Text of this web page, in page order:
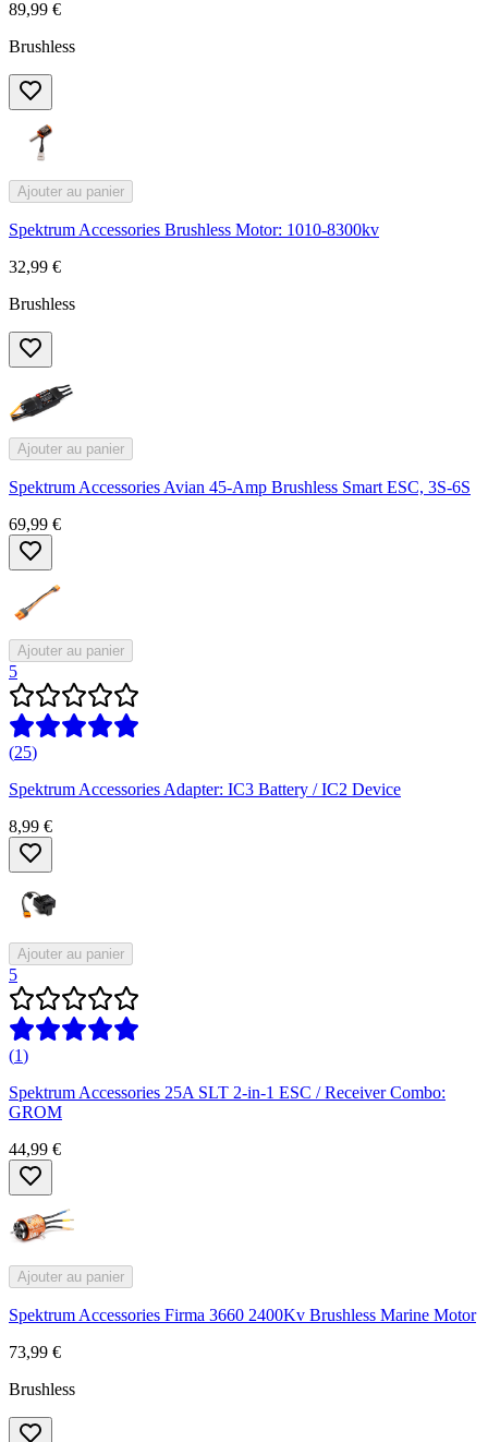
89,99 €
Brushless
Ajouter au panier
Spektrum Accessories Brushless Motor: 1010-8300kv
32,99 €
Brushless
Ajouter au panier
Spektrum Accessories Avian 45-Amp Brushless Smart ESC, 3S-6S
69,99 €
Ajouter au panier
5
(25)
Spektrum Accessories Adapter: IC3 Battery / IC2 Device
8,99 €
Ajouter au panier
5
(1)
Spektrum Accessories 25A SLT 2-in-1 ESC / Receiver Combo:
GROM
44,99 €
Ajouter au panier
Spektrum Accessories Firma 3660 2400Kv Brushless Marine Motor
73,99 €
Brushless